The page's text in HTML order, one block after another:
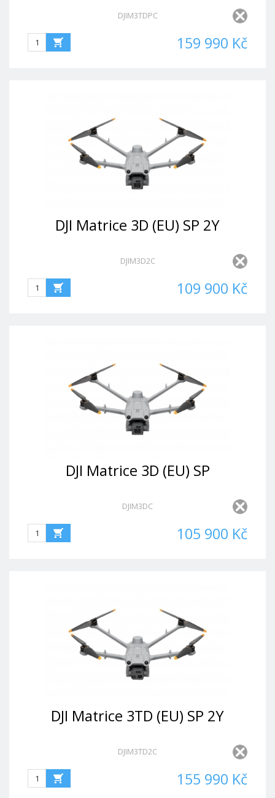
DJIM3TDPC
159 990 Kč
DJI Matrice 3D (EU) SP 2Y
DJIM3D2C
109 900 Kč
DJI Matrice 3D (EU) SP
DJIM3DC
105 900 Kč
DJI Matrice 3TD (EU) SP 2Y
DJIM3TD2C
155 990 Kč